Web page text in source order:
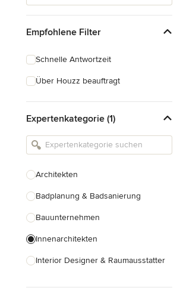
Empfohlene Filter
Schnelle Antwortzeit
Über Houzz beauftragt
Expertenkategorie (1)
Architekten
Badplanung & Badsanierung
Bauunternehmen
Innenarchitekten
Interior Designer & Raumausstatter